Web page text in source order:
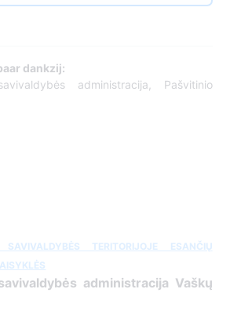
dankzij:
administracija, Pašvitinio
TERITORIJOJE ESANČIŲ
administracija Vaškų